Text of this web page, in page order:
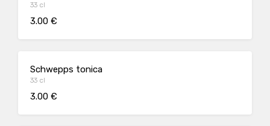
33 cl
3.00 €
Schwepps tonica
33 cl
3.00 €